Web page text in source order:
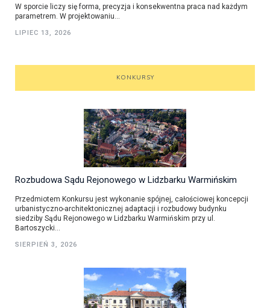
W sporcie liczy się forma, precyzja i konsekwentna praca nad każdym
parametrem. W projektowaniu...
LIPIEC 13, 2026
KONKURSY
Rozbudowa Sądu Rejonowego w Lidzbarku Warmińskim
Przedmiotem Konkursu jest wykonanie spójnej, całościowej koncepcji
urbanistyczno-architektonicznej adaptacji i rozbudowy budynku
siedziby Sądu Rejonowego w Lidzbarku Warmińskim przy ul.
Bartoszycki...
SIERPIEŃ 3, 2026